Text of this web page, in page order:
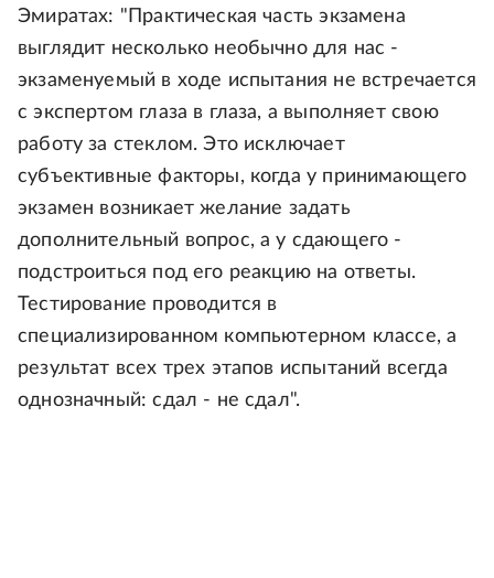
Эмиратах: "Практическая часть экзамена
выглядит несколько необычно для нас -
экзаменуемый в ходе испытания не встречается
с экспертом глаза в глаза, а выполняет свою
работу за стеклом. Это исключает
субъективные факторы, когда у принимающего
экзамен возникает желание задать
дополнительный вопрос, а у сдающего -
подстроиться под его реакцию на ответы.
Тестирование проводится в
специализированном компьютерном классе, а
результат всех трех этапов испытаний всегда
однозначный: сдал - не сдал".